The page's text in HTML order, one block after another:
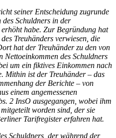
seiner Entscheidung zugrunde
des Schuldners in der
habe. Zur Begründung hat
Treuhänders verwiesen, die
hat der Treuhänder zu den von
des Schuldners
um ein fiktives Einkommen nach
Mithin ist der Treuhänder – das
der Berichte – von
einem angemessenen
2 InsO ausgegangen, wobei ihm
worden sind, der sie
Tarifregister erfahren hat.
Schuldners, der während der